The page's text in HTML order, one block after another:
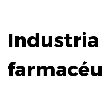
Industria